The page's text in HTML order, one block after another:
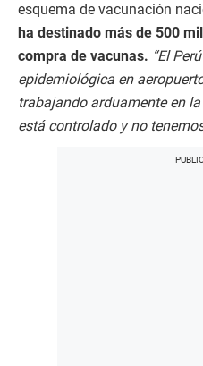
esquema de vacunación
ha destinado más de 500
compra de vacunas. “El
epidemiológica en
trabajando arduamente en
está controlado y no